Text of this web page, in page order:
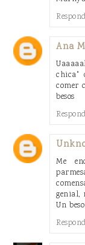
Ana
chica"
comer
besos
Me
genial,
Un beso